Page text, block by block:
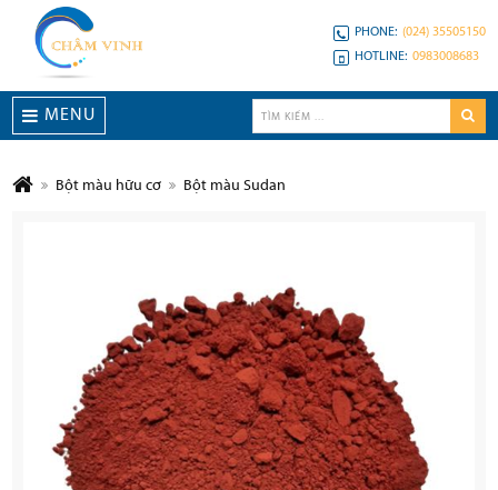
PHONE: (024) 35505150
HOTLINE: 0983008683
MENU
Bột màu hữu cơ Bột màu Sudan